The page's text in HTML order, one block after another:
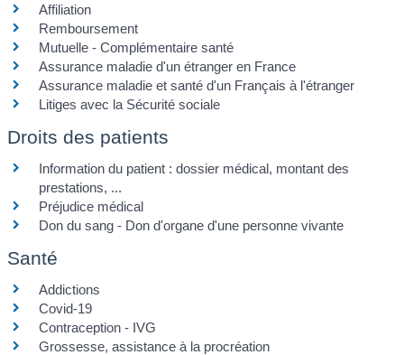
Affiliation
Remboursement
Mutuelle - Complémentaire santé
Assurance maladie d'un étranger en France
Assurance maladie et santé d'un Français à l'étranger
Litiges avec la Sécurité sociale
Droits des patients
Information du patient : dossier médical, montant des
prestations, ...
Préjudice médical
Don du sang - Don d'organe d'une personne vivante
Santé
Addictions
Covid-19
Contraception - IVG
Grossesse, assistance à la procréation